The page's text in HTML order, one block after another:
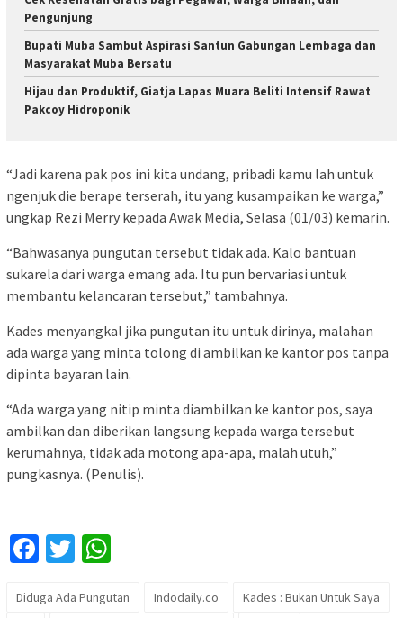
Pengunjung
Bupati Muba Sambut Aspirasi Santun Gabungan Lembaga dan
Masyarakat Muba Bersatu
Hijau dan Produktif, Giatja Lapas Muara Beliti Intensif Rawat
Pakcoy Hidroponik
“Jadi karena pak pos ini kita undang, pribadi kamu lah untuk
ngenjuk die berape terserah, itu yang kusampaikan ke warga,”
ungkap Rezi Merry kepada Awak Media, Selasa (01/03) kemarin.
“Bahwasanya pungutan tersebut tidak ada. Kalo bantuan
sukarela dari warga emang ada. Itu pun bervariasi untuk
membantu kelancaran tersebut,” tambahnya.
Kades menyangkal jika pungutan itu untuk dirinya, malahan
ada warga yang minta tolong di ambilkan ke kantor pos tanpa
dipinta bayaran lain.
“Ada warga yang nitip minta diambilkan ke kantor pos, saya
ambilkan dan diberikan langsung kepada warga tersebut
kerumahnya, tidak ada motong apa-apa, malah utuh,”
pungkasnya. (Penulis).
Facebook
Twitter
Diduga Ada Pungutan Indodaily.co
Kades : Bukan Untuk Saya